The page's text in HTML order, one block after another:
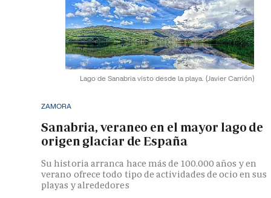
Lago de Sanabria visto desde la playa. (Javier Carrión)
ZAMORA
Sanabria, veraneo en el mayor lago de
origen glaciar de España
Su historia arranca hace más de 100.000 años y en
verano ofrece todo tipo de actividades de ocio en sus
playas y alrededores